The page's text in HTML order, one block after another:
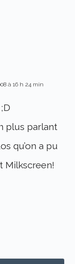
à 16 h 24 min
plus parlant
qu’on a pu
Milkscreen!